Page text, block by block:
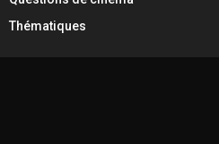
Thématiques